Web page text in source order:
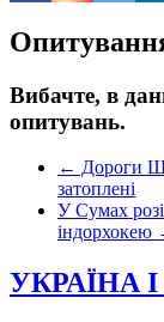
Вибачте, в
опитувань.
← Дороги
затоплені
У Сумах
індорхокею
УКРАЇНА І